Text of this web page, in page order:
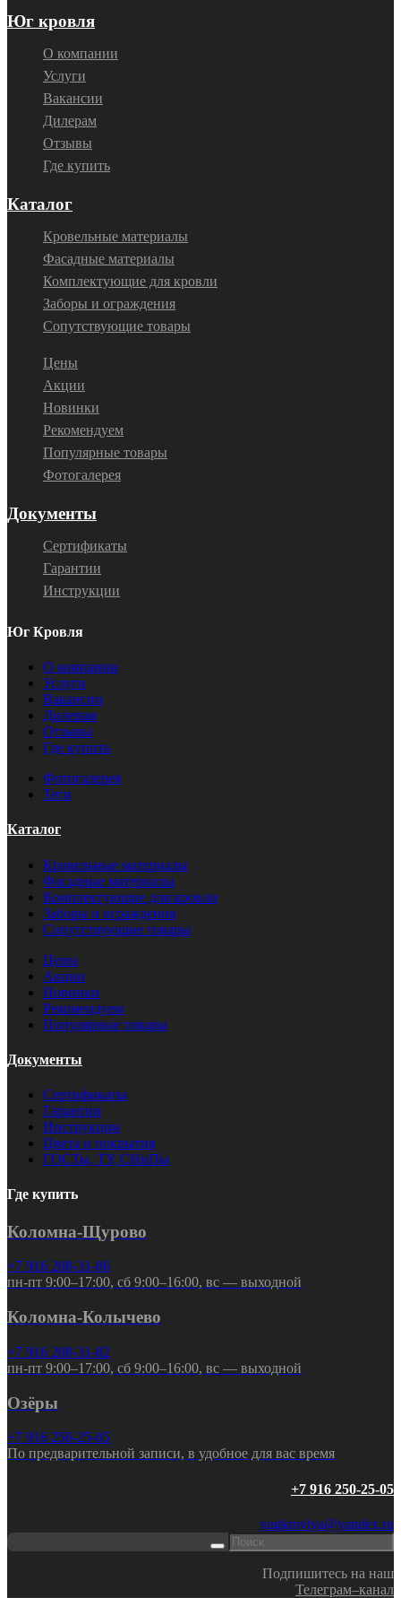
Юг кровля
О компании
Услуги
Вакансии
Дилерам
Отзывы
Где купить
Каталог
Кровельные материалы
Фасадные материалы
Комплектующие для кровли
Заборы и ограждения
Сопутствующие товары
Цены
Акции
Новинки
Рекомендуем
Популярные товары
Фотогалерея
Документы
Сертификаты
Гарантии
Инструкции
Юг Кровля
О компании
Услуги
Вакансии
Дилерам
Отзывы
Где купить
Фотогалерея
Теги
Каталог
Кровельные материалы
Фасадные материалы
Комплектующие для кровли
Заборы и ограждения
Сопутствующие товары
Цены
Акции
Новинки
Рекомендуем
Популярные товары
Документы
Сертификаты
Гарантии
Инструкции
Цвета и покрытия
ГОСТы, ТУ, СНиПы
Где купить
Коломна-Щурово
+7 916 208-31-86
пн-пт 9:00–17:00, сб 9:00–16:00, вс — выходной
Коломна-Колычево
+7 916 208-31-82
пн-пт 9:00–17:00, сб 9:00–16:00, вс — выходной
Озёры
+7 916 250-25-05
По предварительной записи, в удобное для вас время
+7 916 250-25-05
yugkrovlya@yandex.ru
Подпишитесь на наш
Телеграм–канал